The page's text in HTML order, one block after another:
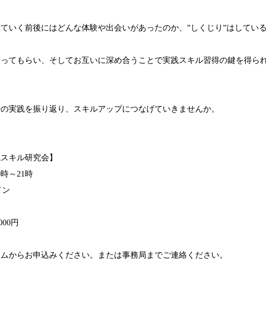
いく前後にはどんな体験や出会いがあったのか、”しくじり”はしてい
てもらい、そしてお互いに深め合うことで実践スキル習得の鍵を得ら
実践を振り返り、スキルアップにつなげていきませんか。
キル研究会】
～21時
ン
円
からお申込みください。または事務局までご連絡ください。